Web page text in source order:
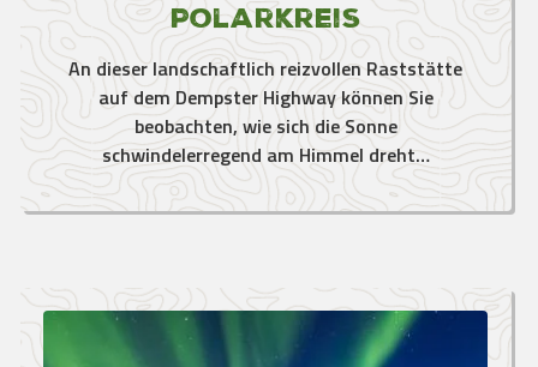
Polarkreis
An dieser landschaftlich reizvollen Raststätte
auf dem Dempster Highway können Sie
beobachten, wie sich die Sonne
schwindelerregend am Himmel dreht…